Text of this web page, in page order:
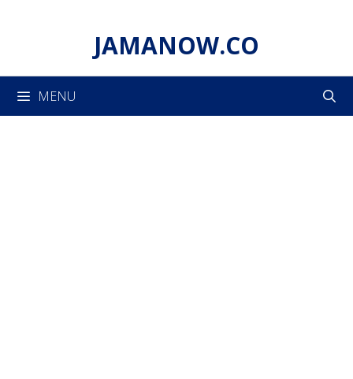
JAMANOW.CO
MENU